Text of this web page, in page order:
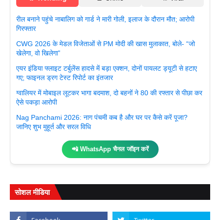
रील बनाने पहुंचे नाबालिग को गार्ड ने मारी गोली, इलाज के दौरान मौत; आरोपी
गिरफ्तार
CWG 2026 के मेडल विजेताओं से PM मोदी की खास मुलाकात, बोले- “जो
खेलेगा, वो खिलेगा”
एयर इंडिया फ्लाइट टर्बुलेंस हादसे में बड़ा एक्शन, दोनों पायलट ड्यूटी से हटाए
गए; फाइनल ड्रग टेस्ट रिपोर्ट का इंतजार
ग्वालियर में मोबाइल लूटकर भागा बदमाश, दो बहनों ने 80 की रफ्तार से पीछा कर
ऐसे पकड़ा आरोपी
Nag Panchami 2026: नाग पंचमी कब है और घर पर कैसे करें पूजा?
जानिए शुभ मुहूर्त और सरल विधि
📲 WhatsApp चैनल जॉइन करें
सोशल मीडिया